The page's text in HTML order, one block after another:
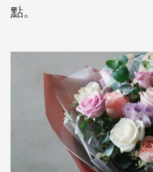
點。